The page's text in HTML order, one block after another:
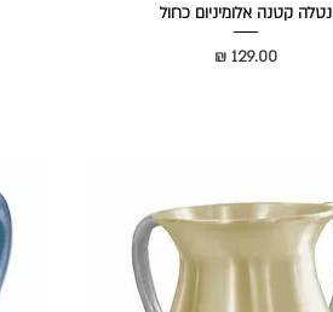
נטלה קטנה אלומיניום כחול
מחיר‏129.00 ‏₪